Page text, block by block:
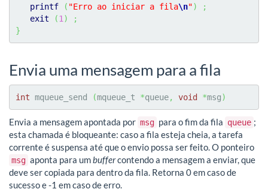
printf
( "Erro ao iniciar a fila\n")
;
exit
(1 )
;
}
Envia uma mensagem para a fila
int mqueue_send (mqueue_t *queue, void *msg)
Envia a mensagem apontada por msg para o fim da fila queue ;
esta chamada é bloqueante: caso a fila esteja cheia, a tarefa
corrente é suspensa até que o envio possa ser feito. O ponteiro
msg aponta para umbuffercontendo a mensagem a enviar, que
deve ser copiada para dentro da fila. Retorna 0 em caso de
sucesso e -1 em caso de erro.